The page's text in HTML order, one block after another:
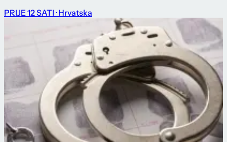
PRIJE 12 SATI · Hrvatska